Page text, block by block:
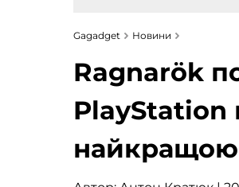
Gagadget Новини
Ragnarök
PlayStation
найкращою